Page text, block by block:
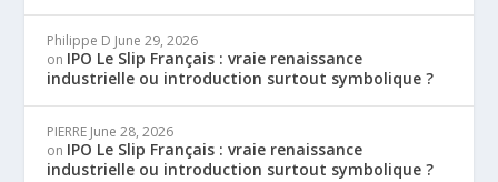
Philippe D June 29, 2026
on IPO Le Slip Français : vraie renaissance
industrielle ou introduction surtout symbolique ?
PIERRE June 28, 2026
on IPO Le Slip Français : vraie renaissance
industrielle ou introduction surtout symbolique ?